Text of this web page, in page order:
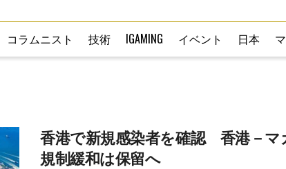
コラムニスト 技術 IGAMING イベント 日本
香港で新規感染者を確認 香港－マ
規制緩和は保留へ